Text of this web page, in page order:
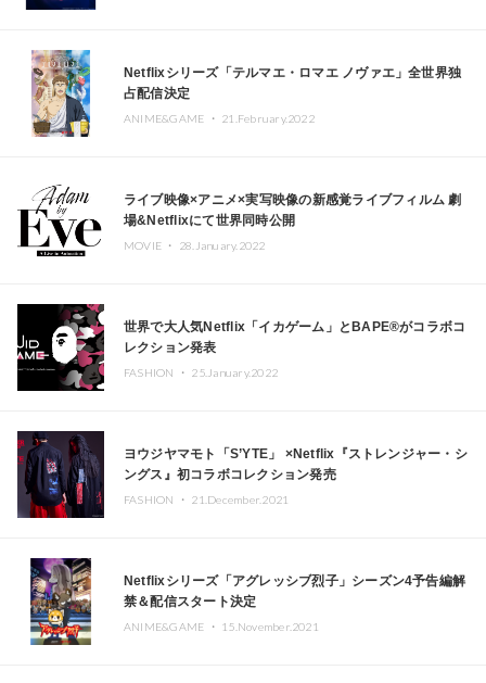
Netflixシリーズ「テルマエ・ロマエ ノヴァエ」全世界独
占配信決定
ANIME&GAME ・ 21.February.2022
ライブ映像×アニメ×実写映像の新感覚ライブフィルム 劇
場&Netflixにて世界同時公開
MOVIE ・ 28.January.2022
世界で大人気Netflix「イカゲーム」とBAPE®がコラボコ
レクション発表
FASHION ・ 25.January.2022
ヨウジヤマモト「S’YTE」 ×Netflix『ストレンジャー・シ
ングス』初コラボコレクション発売
FASHION ・ 21.December.2021
Netflixシリーズ「アグレッシブ烈子」シーズン4予告編解
禁＆配信スタート決定
ANIME&GAME ・ 15.November.2021